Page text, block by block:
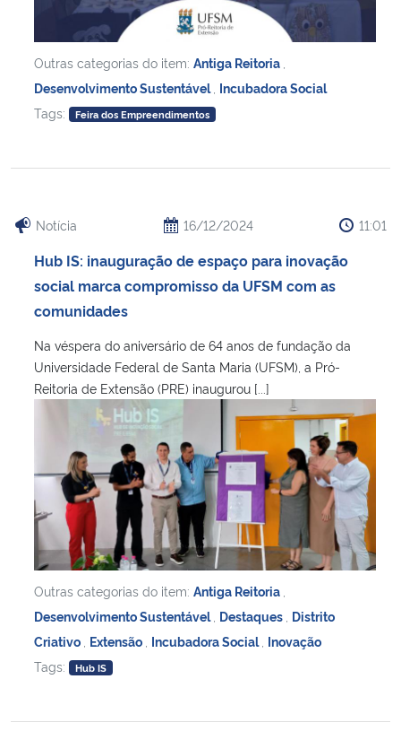
Outras categorias do item: Antiga Reitoria
Desenvolvimento Sustentável
Incubadora Social
Tags:
Feira dos Empreendimentos
Notícia 16/12/2024 11:01
Hub IS: inauguração de espaço para inovação
social marca compromisso da UFSM com as
comunidades
Na véspera do aniversário de 64 anos de fundação da
Universidade Federal de Santa Maria (UFSM), a Pró-
Reitoria de Extensão (PRE) inaugurou [...]
Outras categorias do item: Antiga Reitoria
Desenvolvimento Sustentável
Destaques Distrito
Criativo Extensão Incubadora Social
Inovação
Tags:
Hub IS